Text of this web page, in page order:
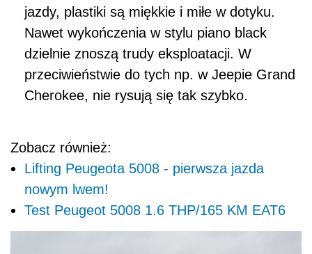
jazdy, plastiki są miękkie i miłe w dotyku.
Nawet wykończenia w stylu piano black
dzielnie znoszą trudy eksploatacji. W
przeciwieństwie do tych np. w Jeepie Grand
Cherokee, nie rysują się tak szybko.
Zobacz również:
Lifting Peugeota 5008 - pierwsza jazda
nowym lwem!
Test Peugeot 5008 1.6 THP/165 KM EAT6